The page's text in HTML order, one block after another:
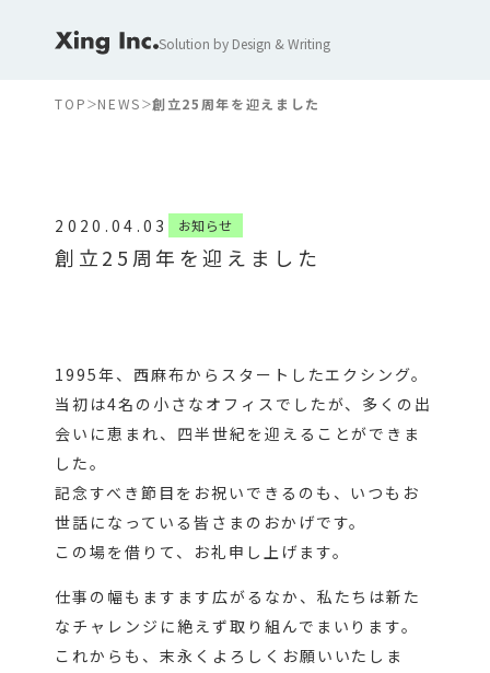
Solution by Design & Writing
TOP NEWS 創立25周年を迎えました
2020.04.03 お知らせ
創立25周年を迎えました
1995年、西麻布からスタートしたエクシング。
当初は4名の小さなオフィスでしたが、多くの出
会いに恵まれ、四半世紀を迎えることができま
した。
記念すべき節目をお祝いできるのも、いつもお
世話になっている皆さまのおかげです。
この場を借りて、お礼申し上げます。
仕事の幅もますます広がるなか、私たちは新た
なチャレンジに絶えず取り組んでまいります。
これからも、末永くよろしくお願いいたしま